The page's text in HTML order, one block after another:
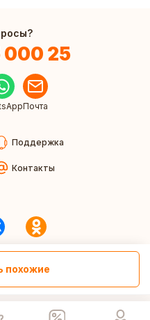
похожие
000 25
Почта
Поддержка
Контакты